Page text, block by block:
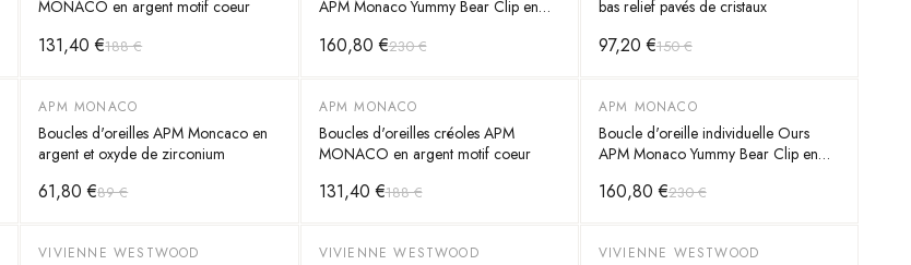
MONACO en argent motif coeur
131,40 €188 €
APM Monaco Yummy Bear Clip en
160,80 €230 €
bas relief pavés de cristaux
97,20 €150 €
-30%
APM MONACO
Boucles d'oreilles APM Moncaco en
argent et oxyde de zirconium
61,80 €89 €
-30%
APM MONACO
Boucles d'oreilles créoles APM
MONACO en argent motif coeur
131,40 €188 €
-30%
APM MONACO
Boucle d'oreille individuelle Ours
APM Monaco Yummy Bear Clip en
160,80 €230 €
-35%
VIVIENNE WESTWOOD -35%
VIVIENNE WESTWOOD -35%
VIVIENNE WESTWOOD